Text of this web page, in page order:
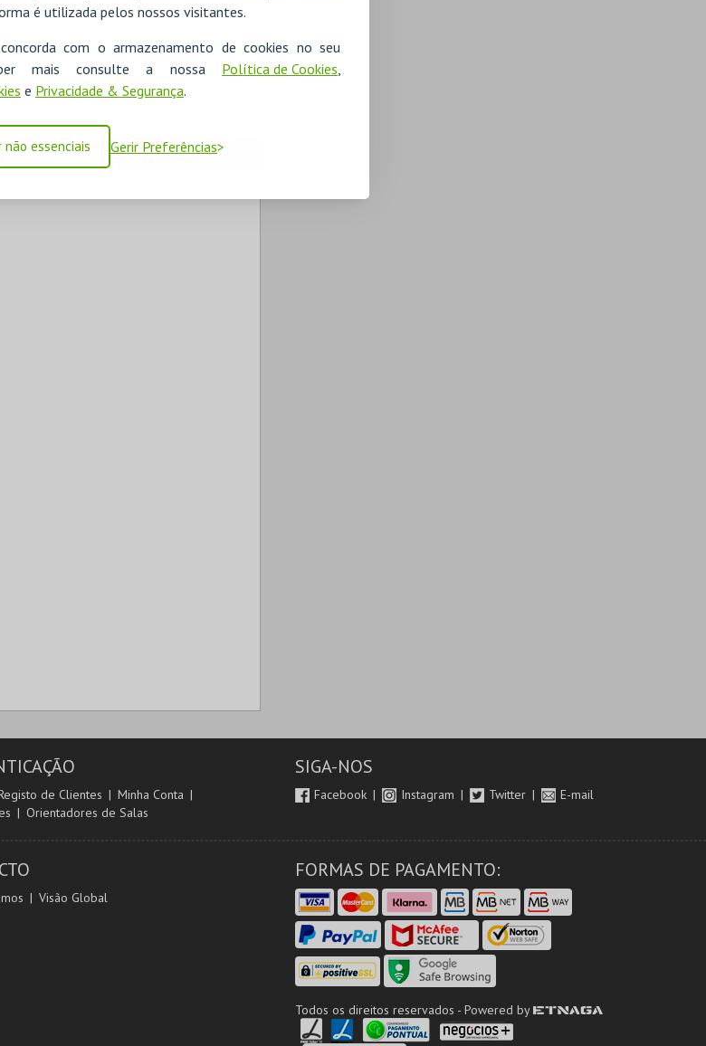
é utilizada pelos nossos visitantes.
com o armazenamento de cookies no seu
mais consulte a nossa Política de Cookies,
e Privacidade & Segurança.
não essenciais Gerir Preferências
RESERVAR HOTEL ALUGAR VIATURA
de Clientes
Minha Conta
Orientadores de Salas
SIGA-NOS
Facebook Instagram Twitter E-mail
Visão Global
FORMAS DE PAGAMENTO:
Todos os direitos reservados - Powered by